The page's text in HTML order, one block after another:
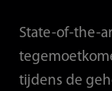
State-of-the-
tijdens de